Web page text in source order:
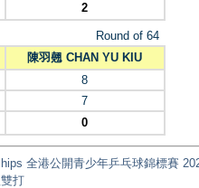
2
Round of 64
陳羽翹 CHAN YU KIU
8
7
0
全港公開青少年乒乓球錦標賽
打